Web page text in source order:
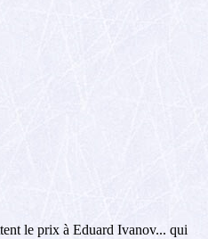
le prix à Eduard Ivanov... qui